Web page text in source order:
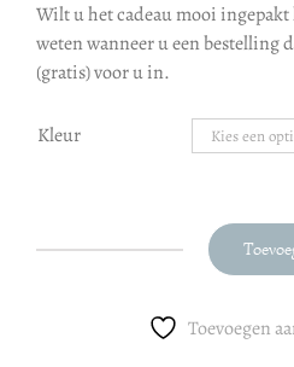
Wilt u het cadeau mooi ingepakt
weten wanneer u een bestelling
(gratis) voor u in.
Kleur
Toevoegen